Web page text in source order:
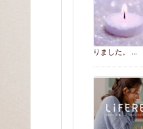
りました。 ...